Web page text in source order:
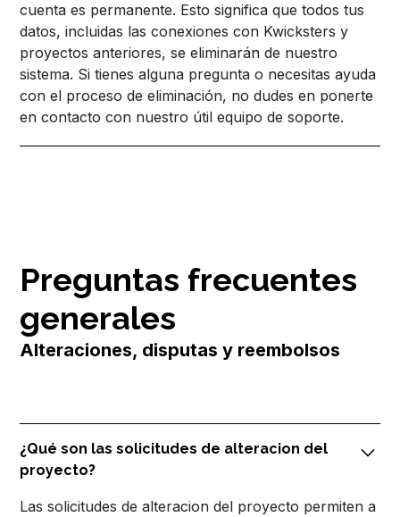
cuenta es permanente. Esto significa que todos tus
datos, incluidas las conexiones con Kwicksters y
proyectos anteriores, se eliminarán de nuestro
sistema. Si tienes alguna pregunta o necesitas ayuda
con el proceso de eliminación, no dudes en ponerte
en contacto con nuestro útil equipo de soporte.
Preguntas frecuentes
generales
Alteraciones, disputas y reembolsos
¿Qué son las solicitudes de alteracion del
proyecto?
Las solicitudes de alteracion del proyecto permiten a